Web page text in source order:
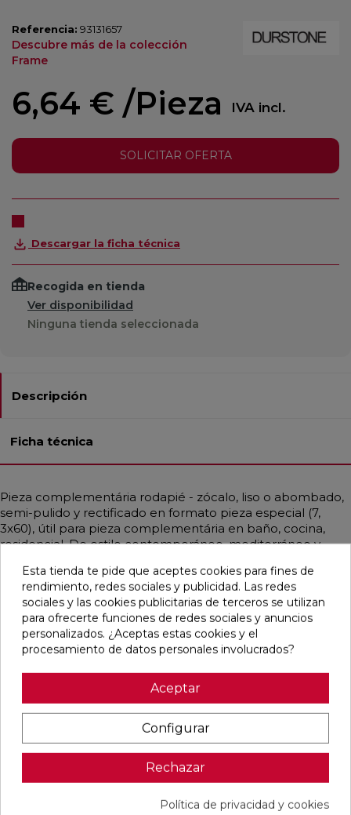
Referencia: 93131657
Descubre más de la colección
Frame
6,64 € /Pieza IVA incl.
SOLICITAR OFERTA
Descargar la ficha técnica
Recogida en tienda
Ver disponibilidad
Ninguna tienda seleccionada
Descripción
Ficha técnica
Pieza complementária rodapié - zócalo, liso o abombado,
semi-pulido y rectificado en formato pieza especial (7,
3x60), útil para pieza complementária en baño, cocina,
residencial. De estilo contemporáneo, mediterráneo y
gris medio.
Pensamos que te puede interesar
MATE
UNIQ MOON
29,5X59,5
favorite
CONCEPT
MOON MATE
29,5X59,5
29,5X59,5
Esta tienda te pide que aceptes cookies para fines de
rendimiento, redes sociales y publicidad. Las redes
sociales y las cookies publicitarias de terceros se utilizan
para ofrecerte funciones de redes sociales y anuncios
personalizados. ¿Aceptas estas cookies y el
procesamiento de datos personales involucrados?
Aceptar
Configurar
Rechazar
Política de privacidad y cookies